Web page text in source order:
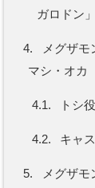
ガロドン
4.
メグザ
マシ・オカ
4.1. トシ
4.2. キャ
5.
メグザ